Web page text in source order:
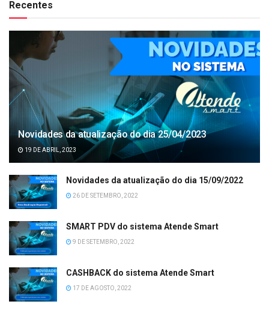
Recentes
Novidades da atualização do dia 25/04/2023
19 DE ABRIL, 2023
Novidades da atualização do dia 15/09/2022
26 DE SETEMBRO, 2022
SMART PDV do sistema Atende Smart
9 DE SETEMBRO, 2022
CASHBACK do sistema Atende Smart
17 DE AGOSTO, 2022